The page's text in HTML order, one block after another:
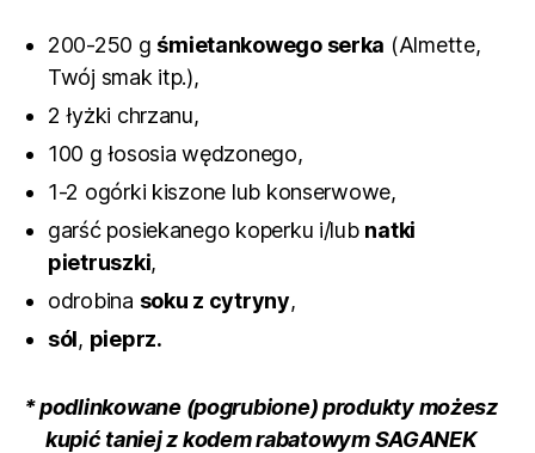
200-250 g śmietankowego serka (Almette,
Twój smak itp.),
2 łyżki chrzanu,
100 g łososia wędzonego,
1-2 ogórki kiszone lub konserwowe,
garść posiekanego koperku i/lub natki
pietruszki,
odrobina soku z cytryny,
sól, pieprz.
* podlinkowane (pogrubione) produkty możesz
kupić taniej z kodem rabatowym SAGANEK